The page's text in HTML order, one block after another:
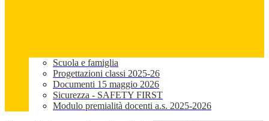
Scuola e famiglia
Progettazioni classi 2025-26
Documenti 15 maggio 2026
Sicurezza - SAFETY FIRST
Modulo premialità docenti a.s. 2025-2026